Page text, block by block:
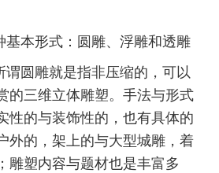
本形式：圆雕、浮雕和透雕
雕就是指非压缩的，可以
的三维立体雕塑。手法与形式
性的与装饰性的，也有具体的
外的，架上的与大型城雕，着
雕塑内容与题材也是丰富多